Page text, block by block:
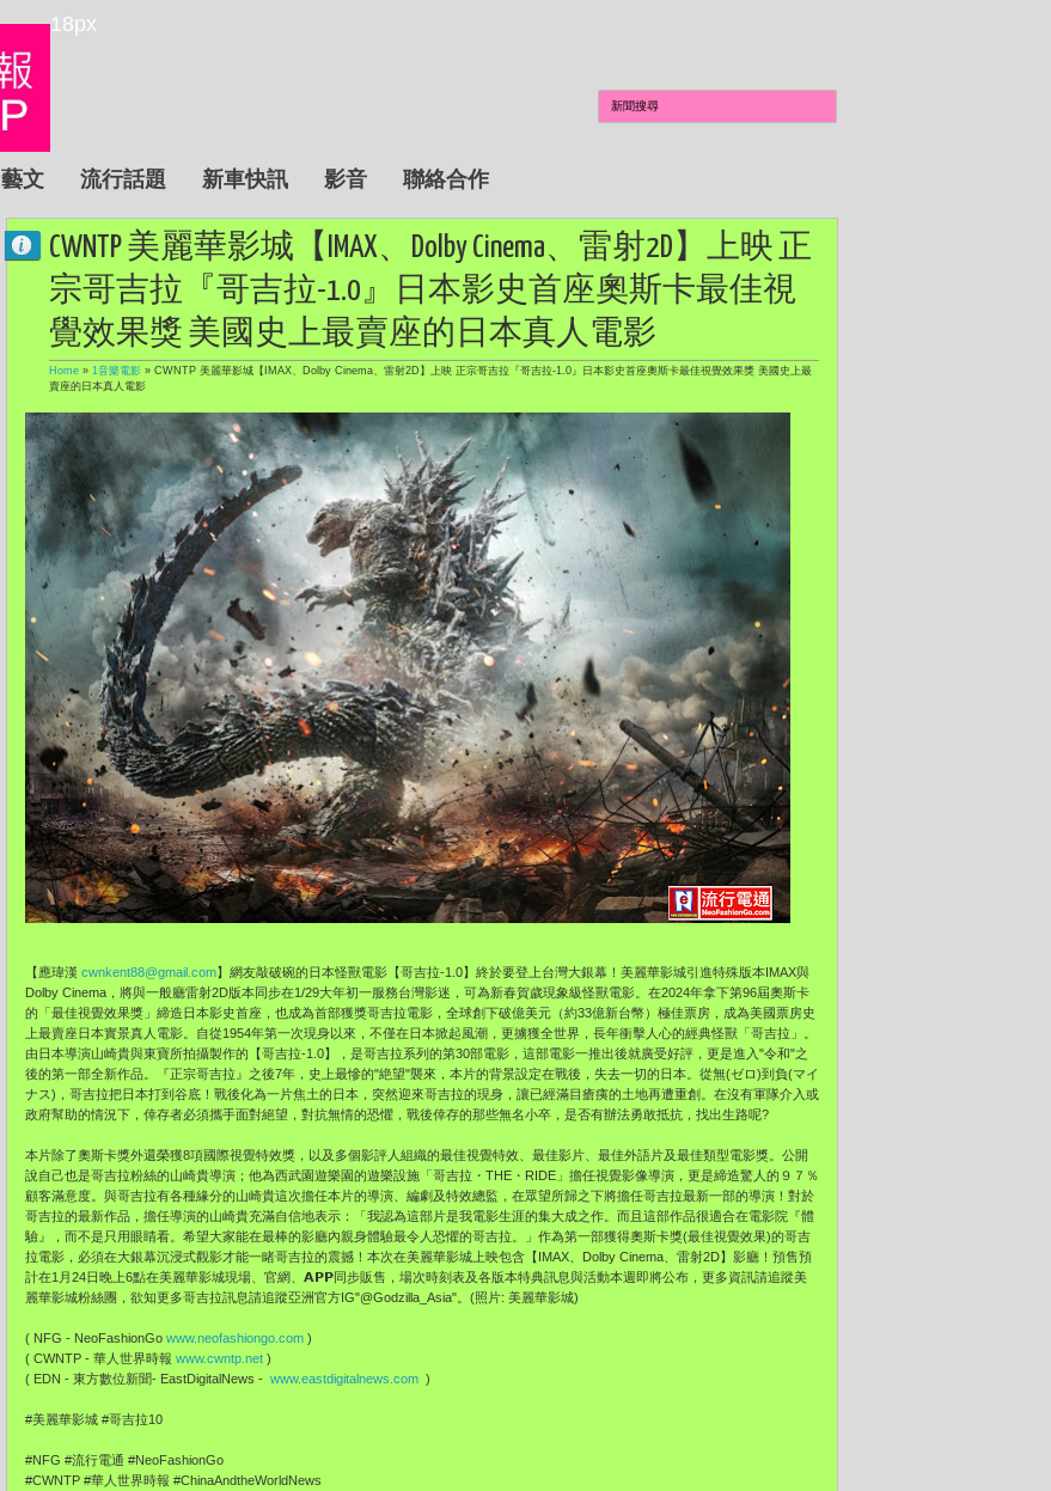
18px
藝文 流行話題 新車快訊 影音 聯絡合作
CWNTP 美麗華影城【IMAX、Dolby Cinema、雷射2D】上映 正
宗哥吉拉『哥吉拉-1.0』日本影史首座奧斯卡最佳視
覺效果獎 美國史上最賣座的日本真人電影
Home » 1音樂電影 » CWNTP 美麗華影城【IMAX、Dolby Cinema、雷射2D】上映 正宗哥吉拉『哥吉拉-1.0』日本影史首座奧斯卡最佳視覺效果獎 美國史上最
賣座的日本真人電影
【應瑋漢 cwnkent88@gmail.com】網友敲破碗的日本怪獸電影【哥吉拉-1.0】終於要登上台灣大銀幕！美麗華影城引進特殊版本IMAX與
Dolby Cinema，將與一般廳雷射2D版本同步在1/29大年初一服務台灣影迷，可為新春賀歲現象級怪獸電影。在2024年拿下第96屆奧斯卡
的「最佳視覺效果獎」締造日本影史首座，也成為首部獲獎哥吉拉電影，全球創下破億美元（約33億新台幣）極佳票房，成為美國票房史
上最賣座日本實景真人電影。自從1954年第一次現身以來，不僅在日本掀起風潮，更擄獲全世界，長年衝擊人心的經典怪獸「哥吉拉」。
由日本導演山崎貴與東寶所拍攝製作的【哥吉拉-1.0】，是哥吉拉系列的第30部電影，這部電影一推出後就廣受好評，更是進入"令和"之
後的第一部全新作品。『正宗哥吉拉』之後7年，史上最慘的"絶望"襲來，本片的背景設定在戰後，失去一切的日本。從無(ゼロ)到負(マイ
ナス)，哥吉拉把日本打到谷底！戰後化為一片焦土的日本，突然迎來哥吉拉的現身，讓已經滿目瘡痍的土地再遭重創。在沒有軍隊介入或
政府幫助的情況下，倖存者必須攜手面對絕望，對抗無情的恐懼，戰後倖存的那些無名小卒，是否有辦法勇敢抵抗，找出生路呢?
本片除了奧斯卡獎外還榮獲8項國際視覺特效獎，以及多個影評人組織的最佳視覺特效、最佳影片、最佳外語片及最佳類型電影獎。公開
說自己也是哥吉拉粉絲的山崎貴導演；他為西武園遊樂園的遊樂設施「哥吉拉・THE・RIDE」擔任視覺影像導演，更是締造驚人的９７％
顧客滿意度。與哥吉拉有各種緣分的山崎貴這次擔任本片的導演、編劇及特效總監，在眾望所歸之下將擔任哥吉拉最新一部的導演！對於
哥吉拉的最新作品，擔任導演的山崎貴充滿自信地表示：「我認為這部片是我電影生涯的集大成之作。而且這部作品很適合在電影院『體
驗』，而不是只用眼睛看。希望大家能在最棒的影廳內親身體驗最令人恐懼的哥吉拉。」作為第一部獲得奧斯卡獎(最佳視覺效果)的哥吉
拉電影，必須在大銀幕沉浸式觀影才能一睹哥吉拉的震撼！本次在美麗華影城上映包含【IMAX、Dolby Cinema、雷射2D】影廳！預售預
計在1月24日晚上6點在美麗華影城現場、官網、𝗔𝗣𝗣同步販售，場次時刻表及各版本特典訊息與活動本週即將公布，更多資訊請追蹤美
麗華影城粉絲團，欲知更多哥吉拉訊息請追蹤亞洲官方IG"@Godzilla_Asia"。(照片: 美麗華影城)
( NFG - NeoFashionGo www.neofashiongo.com )
( CWNTP - 華人世界時報 www.cwntp.net )
( EDN - 東方數位新聞- EastDigitalNews - www.eastdigitalnews.com )
#美麗華影城 #哥吉拉10
#NFG #流行電通 #NeoFashionGo
#CWNTP #華人世界時報 #ChinaAndtheWorldNews